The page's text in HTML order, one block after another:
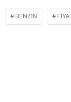
BENZIN